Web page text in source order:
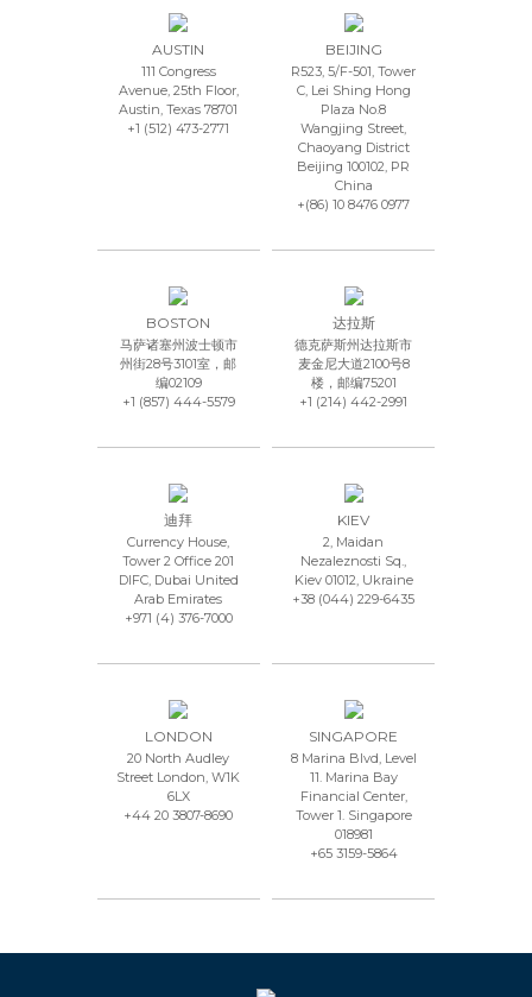
AUSTIN
111 Congress
Avenue, 25th Floor,
Austin, Texas 78701
+1 (512) 473-2771
BEIJING
R523, 5/F-501, Tower
C, Lei Shing Hong
Plaza No.8
Wangjing Street,
Chaoyang District
Beijing 100102, PR
China
+(86) 10 8476 0977
BOSTON
马萨诸塞州波士顿市
州街28号3101室，邮
编02109
+1 (857) 444-5579
达拉斯
德克萨斯州达拉斯市
麦金尼大道2100号8
楼，邮编75201
+1 (214) 442-2991
迪拜
Currency House,
Tower 2 Office 201
DIFC, Dubai United
Arab Emirates
+971 (4) 376-7000
KIEV
2, Maidan
Nezaleznosti Sq.,
Kiev 01012, Ukraine
+38 (044) 229-6435
LONDON
20 North Audley
Street London, W1K
6LX
+44 20 3807-8690
SINGAPORE
8 Marina Blvd, Level
11. Marina Bay
Financial Center,
Tower 1. Singapore
018981
+65 3159-5864